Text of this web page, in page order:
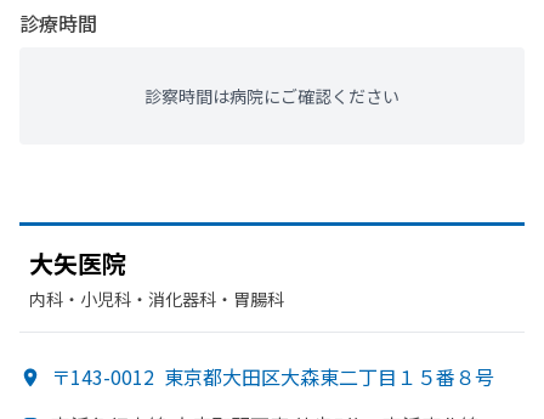
診療時間
診察時間は病院にご確認ください
大矢医院
内科・​小児科・​消化器科・​胃腸科
〒143-0012 東京都大田区大森東二丁目１５番８号